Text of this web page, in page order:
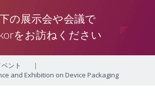
の展示会や会議で
をお訪ねください
ベント
|
and Exhibition on Device Packaging